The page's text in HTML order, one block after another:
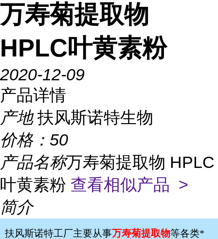
万寿菊提取物
HPLC叶黄素粉
2020-12-09
产品详情
产地 扶风斯诺特生物
价格： 50
产品名称万寿菊提取物 HPLC
叶黄素粉 查看相似产品 >
简介
扶风斯诺特工厂主要从事万寿菊提取物等各类*